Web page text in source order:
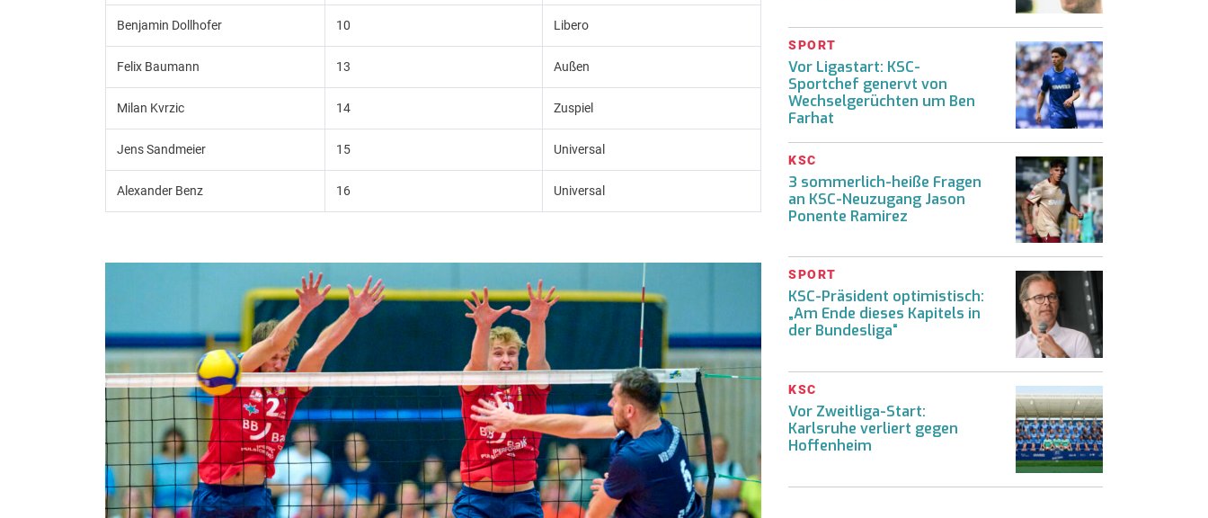
Benjamin Dollhofer 10 Libero
Felix Baumann 13 Außen
Milan Kvrzic 14 Zuspiel
Jens Sandmeier 15 Universal
Alexander Benz 16 Universal
SPORT
Vor Ligastart: KSC-
Sportchef genervt von
Wechselgerüchten um Ben
Farhat
KSC
3 sommerlich-heiße Fragen
an KSC-Neuzugang Jason
Ponente Ramirez
SPORT
KSC-Präsident optimistisch:
„Am Ende dieses Kapitels in
der Bundesliga“
KSC
Vor Zweitliga-Start:
Karlsruhe verliert gegen
Hoffenheim